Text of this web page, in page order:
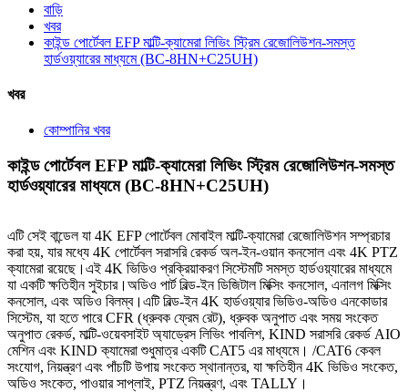
বাড়ি
খবর
কাইন্ড পোর্টেবল EFP মাল্টি-ক্যামেরা লিভিং স্ট্রিম রেজোলিউশন-সমস্ত
হার্ডওয়্যারের মাধ্যমে (BC-8HN+C25UH)
খবর
কোম্পানির খবর
কাইন্ড পোর্টেবল EFP মাল্টি-ক্যামেরা লিভিং স্ট্রিম রেজোলিউশন-সমস্ত
হার্ডওয়্যারের মাধ্যমে (BC-8HN+C25UH)
এটি সেই বান্ডেল যা 4K EFP পোর্টেবল মোবাইল মাল্টি-ক্যামেরা রেজোলিউশন সম্প্রচার
করা হয়, যার মধ্যে 4K পোর্টেবল সরাসরি রেকর্ড অল-ইন-ওয়ান কনসোল এবং 4K PTZ
ক্যামেরা রয়েছে।এই 4K ভিডিও প্রক্রিয়াকরণ সিস্টেমটি সমস্ত হার্ডওয়্যারের মাধ্যমে
যা একটি ক্ষতিহীন সুইচার।অডিও পার্ট বিল্ড-ইন ডিজিটাল মিক্সিং কনসোল, এনালগ মিক্সিং
কনসোল, এবং অডিও বিলম্ব।এটি বিল্ড-ইন 4K হার্ডওয়্যার ভিডিও-অডিও এনকোডার
সিস্টেম, যা হতে পারে CFR (ধ্রুবক ফ্রেম রেট), ধ্রুবক অনুপাত এবং সময় সংকেত
অনুপাত রেকর্ড, মাল্টি-ওয়েবসাইট অ্যাড্রেস লিভিং পাবলিশ, KIND সরাসরি রেকর্ড AIO
মেশিন এবং KIND ক্যামেরা শুধুমাত্র একটি CAT5 এর মাধ্যমে। /CAT6 কেবল
সংযোগ, নিয়ন্ত্রণ এবং পাঁচটি উপায় সংকেত স্থানান্তর, যা ক্ষতিহীন 4K ভিডিও সংকেত,
অডিও সংকেত, পাওয়ার সাপ্লাই, PTZ নিয়ন্ত্রণ, এবং TALLY।